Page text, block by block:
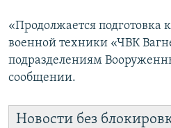
«Продолжается подготовка
военной техники «ЧВК
подразделениям
сообщении.
Новости без